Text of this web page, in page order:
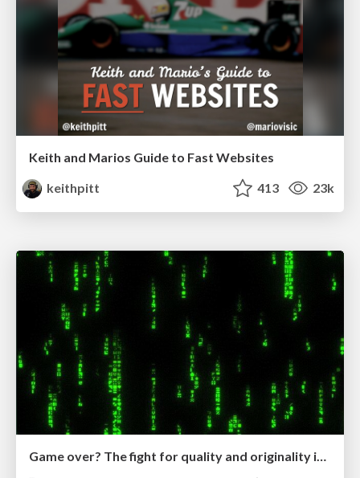
Keith and Marios Guide to Fast Websites
keithpitt
413 23k
Game over? The fight for quality and originality in the time of robots